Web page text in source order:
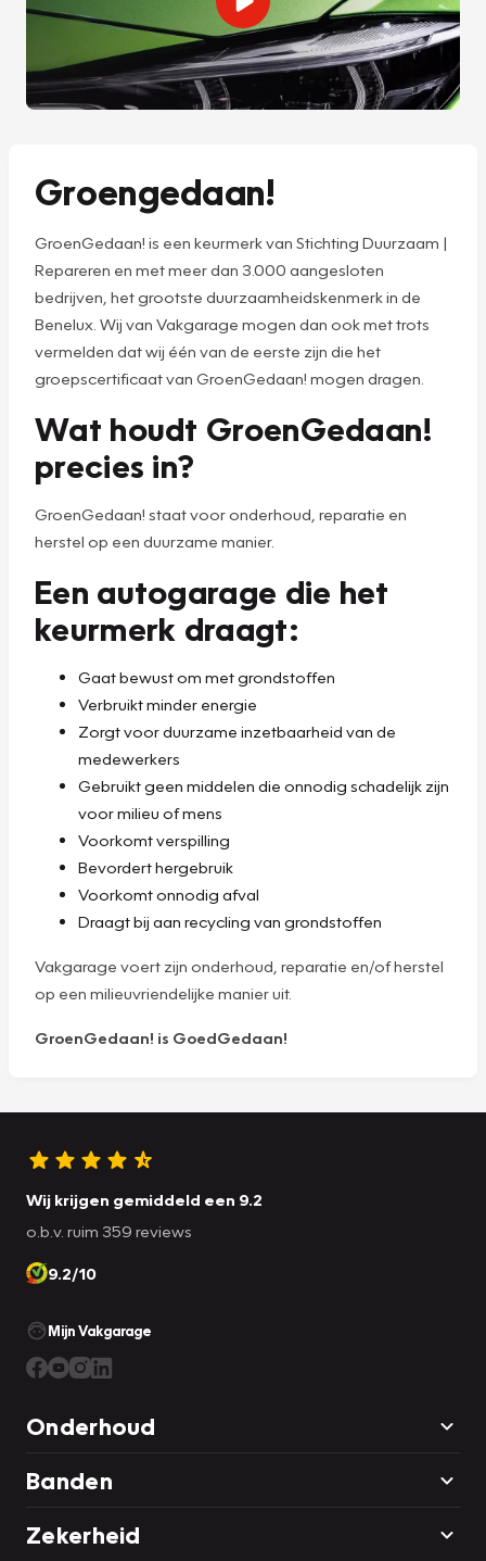
Groengedaan!
GroenGedaan! is een keurmerk van Stichting Duurzaam |
Repareren en met meer dan 3.000 aangesloten
bedrijven, het grootste duurzaamheidskenmerk in de
Benelux. Wij van Vakgarage mogen dan ook met trots
vermelden dat wij één van de eerste zijn die het
groepscertificaat van GroenGedaan! mogen dragen.
Wat houdt GroenGedaan!
precies in?
GroenGedaan! staat voor onderhoud, reparatie en
herstel op een duurzame manier.
Een autogarage die het
keurmerk draagt:
Gaat bewust om met grondstoffen
Verbruikt minder energie
Zorgt voor duurzame inzetbaarheid van de
medewerkers
Gebruikt geen middelen die onnodig schadelijk zijn
voor milieu of mens
Voorkomt verspilling
Bevordert hergebruik
Voorkomt onnodig afval
Draagt bij aan recycling van grondstoffen
Vakgarage voert zijn onderhoud, reparatie en/of herstel
op een milieuvriendelijke manier uit.
GroenGedaan! is GoedGedaan!
Wij krijgen gemiddeld een 9.2
o.b.v. ruim 359 reviews
9.2/10
Mijn Vakgarage
Onderhoud
Banden
Zekerheid